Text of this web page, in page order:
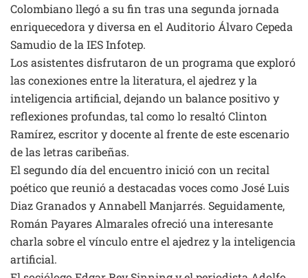
Colombiano llegó a su fin tras una segunda jornada
enriquecedora y diversa en el Auditorio Álvaro Cepeda
Samudio de la IES Infotep.
Los asistentes disfrutaron de un programa que exploró
las conexiones entre la literatura, el ajedrez y la
inteligencia artificial, dejando un balance positivo y
reflexiones profundas, tal como lo resaltó Clinton
Ramírez, escritor y docente al frente de este escenario
de las letras caribeñas.
El segundo día del encuentro inició con un recital
poético que reunió a destacadas voces como José Luis
Diaz Granados y Annabell Manjarrés. Seguidamente,
Román Payares Almarales ofreció una interesante
charla sobre el vínculo entre el ajedrez y la inteligencia
artificial.